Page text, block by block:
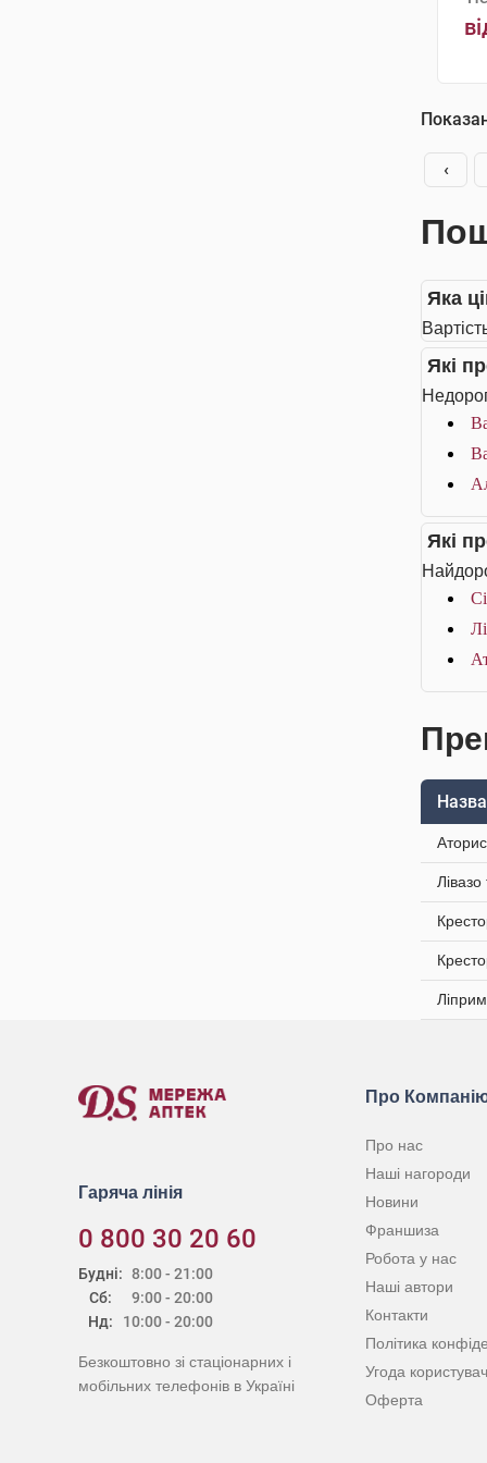
‹
Яка
Які
Які
Назва
Гаряча лінія
0 800 30 20 60
Будні:
Сб:
Нд:
8:00 - 21:00
9:00 - 20:00
10:00 - 20:00
Безкоштовно зі стаціонарних і
мобільних телефонів в Україні
Про
Про нас
Наші нагороди
Новини
Франшиза
Робота у нас
Наші автори
Контакти
Політика
Угода
Оферта